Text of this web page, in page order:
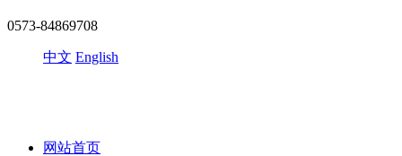
0573-84869708
中文 English
网站首页